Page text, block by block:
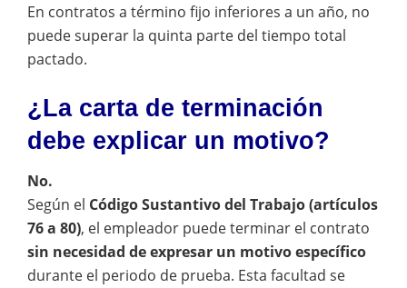
En contratos a término fijo inferiores a un año, no
puede superar la quinta parte del tiempo total
pactado.
¿La carta de terminación
debe explicar un motivo?
No.
Según el Código Sustantivo del Trabajo (artículos
76 a 80), el empleador puede terminar el contrato
sin necesidad de expresar un motivo específico
durante el periodo de prueba. Esta facultad se